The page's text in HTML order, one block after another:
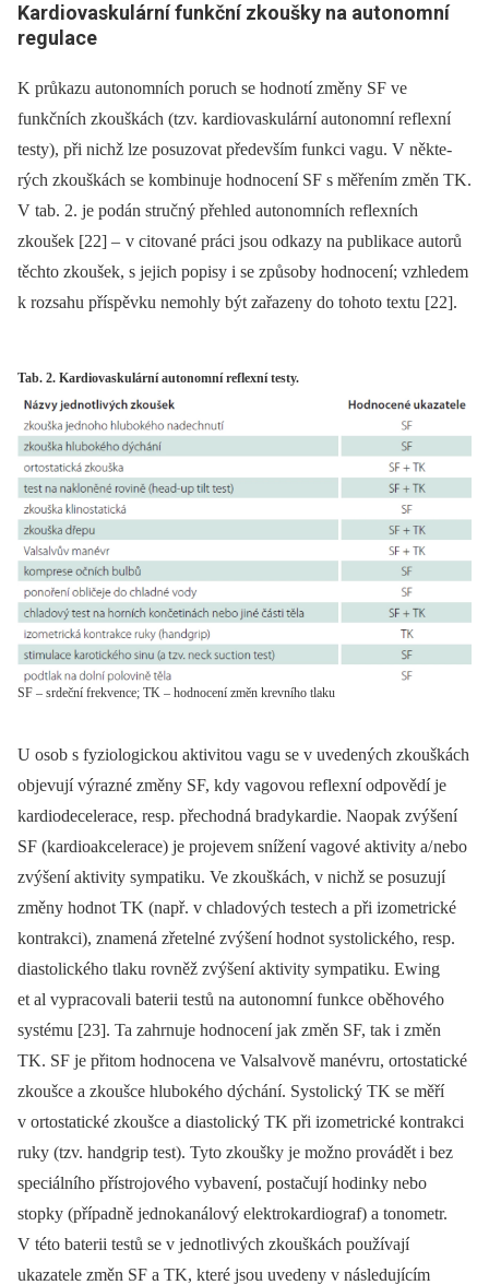
Kardiovaskulární funkční zkoušky na autonomní
regulace
K průkazu autonomních poruch se hodnotí změny SF ve
funkčních zkouškách (tzv. kardiovaskulární autonomní reflexní
testy), při nichž lze posuzovat především funkci vagu. V ně­kte­
rých zkouškách se kombinuje hodnocení SF s měřením změn TK.
V tab. 2. je podán stručný přehled autonomních reflexních
zkoušek [22] – v citované práci jsou odkazy na publikace autorů
těchto zkoušek, s jejich popisy i se způsoby hodnocení; vzhledem
k rozsahu příspěvku nemohly být zařazeny do tohoto textu [22].
Tab. 2. Kardiovaskulární autonomní reflexní testy.
SF – srdeční frekvence; TK – hodnocení změn krevního tlaku
U osob s fyziologickou aktivitou vagu se v uvedených zkouškách
objevují výrazné změny SF, kdy vagovou reflexní odpovědí je
kardiodecelerace, resp. přechodná bradykardie. Naopak zvýšení
SF (kardioakcelerace) je projevem snížení vagové aktivity a/nebo
zvýšení aktivity sympatiku. Ve zkouškách, v nichž se posuzují
změny hodnot TK (např. v chladových testech a při izometrické
kontrakci), znamená zřetelné zvýšení hodnot systolického, resp.
diastolického tlaku rovněž zvýšení aktivity sympatiku. Ew­­ing
et al vypracovali baterii testů na autonomní funkce oběhového
systému [23]. Ta zahrnuje hodnocení jak změn SF, tak i změn
TK. SF je přitom hodnocena ve Valsalvově manévru, ortostatické
zkoušce a zkoušce hlubokého dýchání. Systolický TK se měří
v ortostatické zkoušce a diastolický TK při izometrické kontrakci
ruky (tzv. handgrip test). Tyto zkoušky je možno provádět i bez
speciálního přístrojového vybavení, postačují hodinky nebo
stopky (případně jednokanálový elektrokardiograf) a tonometr.
V této baterii testů se v jednotlivých zkouškách používají
ukazatele změn SF a TK, které jsou uvedeny v následujícím